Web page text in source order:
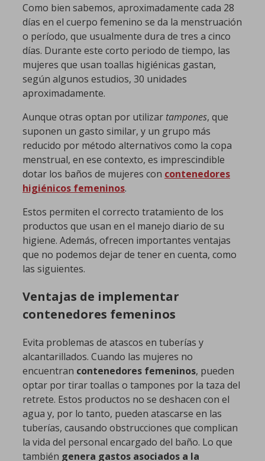
Como bien sabemos, aproximadamente cada 28
días en el cuerpo femenino se da la menstruación
o período, que usualmente dura de tres a cinco
días. Durante este corto periodo de tiempo, las
mujeres que usan toallas higiénicas gastan,
según algunos estudios, 30 unidades
aproximadamente.
Aunque otras optan por utilizar tampones, que
suponen un gasto similar, y un grupo más
reducido por método alternativos como la copa
menstrual, en ese contexto, es imprescindible
dotar los baños de mujeres con contenedores
higiénicos femeninos.
Estos permiten el correcto tratamiento de los
productos que usan en el manejo diario de su
higiene. Además, ofrecen importantes ventajas
que no podemos dejar de tener en cuenta, como
las siguientes.
Ventajas de implementar
contenedores femeninos
Evita problemas de atascos en tuberías y
alcantarillados. Cuando las mujeres no
encuentran contenedores femeninos, pueden
optar por tirar toallas o tampones por la taza del
retrete. Estos productos no se deshacen con el
agua y, por lo tanto, pueden atascarse en las
tuberías, causando obstrucciones que complican
la vida del personal encargado del baño. Lo que
también genera gastos asociados a la